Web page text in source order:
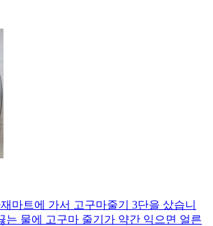
마트에 가서 고구마줄기 3단을 샀습니
는 물에 고구마 줄기가 약간 익으면 얼른